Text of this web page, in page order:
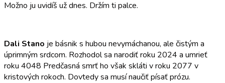
Možno ju uvidíš už dnes. Držím ti palce.
Dali Stano je básnik s hubou nevymáchanou, ale čistým a
úprimným srdcom. Rozhodol sa narodiť roku 2024 a umrieť
roku 4048 Predčasná smrť ho však skláti v roku 2077 v
kristových rokoch. Dovtedy sa musí naučiť písať prózu.